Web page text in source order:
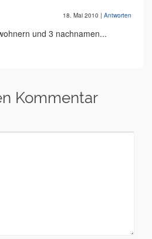
18. Mai 2010 | Antworten
und 3 nachnamen...
Kommentar